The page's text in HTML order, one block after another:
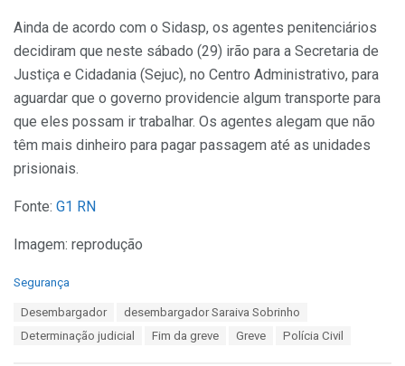
Ainda de acordo com o Sidasp, os agentes penitenciários
decidiram que neste sábado (29) irão para a Secretaria de
Justiça e Cidadania (Sejuc), no Centro Administrativo, para
aguardar que o governo providencie algum transporte para
que eles possam ir trabalhar. Os agentes alegam que não
têm mais dinheiro para pagar passagem até as unidades
prisionais.
Fonte: G1 RN
Imagem: reprodução
C
Segurança
Desembargador
desembargador Saraiva Sobrinho
Determinação judicial
Fim da greve Greve Polícia Civil